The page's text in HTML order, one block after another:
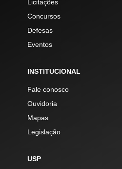
Licitações
Concursos
Defesas
Eventos
INSTITUCIONAL
Fale conosco
Ouvidoria
Mapas
Legislação
USP